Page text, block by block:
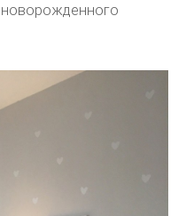
новорожденного